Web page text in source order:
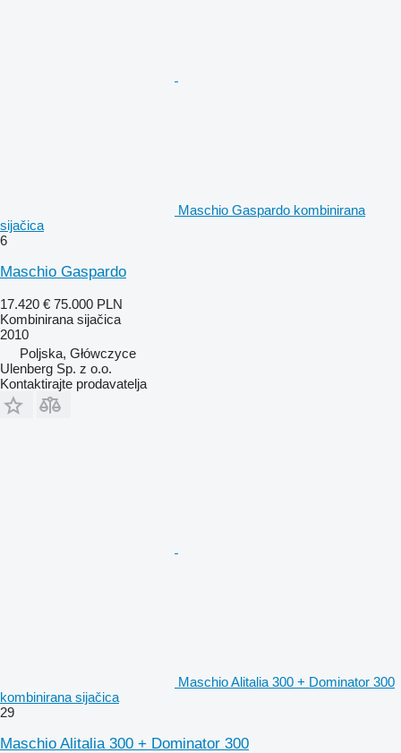
Maschio Gaspardo kombinirana
sijačica
6
Maschio Gaspardo
17.420 € 75.000 PLN
Kombinirana sijačica
2010
Poljska, Główczyce
Ulenberg Sp. z o.o.
Kontaktirajte prodavatelja
Maschio Alitalia 300 + Dominator 300
kombinirana sijačica
29
Maschio Alitalia 300 + Dominator 300